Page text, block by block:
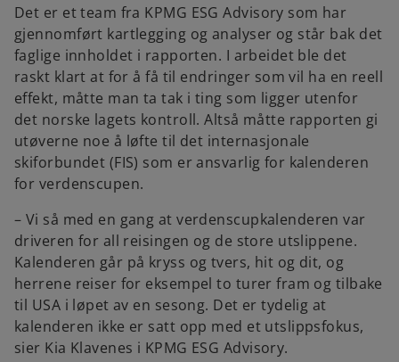
Det er et team fra KPMG ESG Advisory som har
gjennomført kartlegging og analyser og står bak det
faglige innholdet i rapporten. I arbeidet ble det
raskt klart at for å få til endringer som vil ha en reell
effekt, måtte man ta tak i ting som ligger utenfor
det norske lagets kontroll. Altså måtte rapporten gi
utøverne noe å løfte til det internasjonale
skiforbundet (FIS) som er ansvarlig for kalenderen
for verdenscupen.
– Vi så med en gang at verdenscupkalenderen var
driveren for all reisingen og de store utslippene.
Kalenderen går på kryss og tvers, hit og dit, og
herrene reiser for eksempel to turer fram og tilbake
til USA i løpet av en sesong. Det er tydelig at
kalenderen ikke er satt opp med et utslippsfokus,
sier Kia Klavenes i KPMG ESG Advisory.